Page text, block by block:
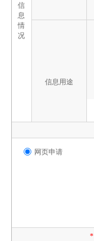
信
息
情
况
信息用途
网页申请
*